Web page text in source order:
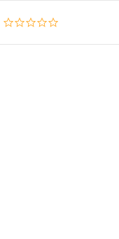
0.0 star rating